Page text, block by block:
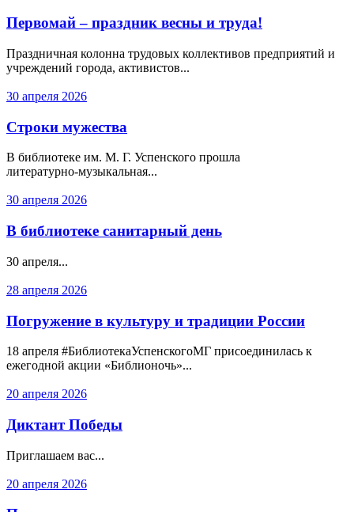
Первомай – праздник весны и труда!
Праздничная колонна трудовых коллективов предприятий и
учреждений города, активистов...
30 апреля 2026
Строки мужества
В библиотеке им. М. Г. Успенского прошла
литературно‑музыкальная...
30 апреля 2026
В библиотеке санитарный день
30 апреля...
28 апреля 2026
Погружение в культуру и традиции России
18 апреля #БиблиотекаУспенскогоМГ присоединилась к
ежегодной акции «Библионочь»...
20 апреля 2026
Диктант Победы
Приглашаем вас...
20 апреля 2026